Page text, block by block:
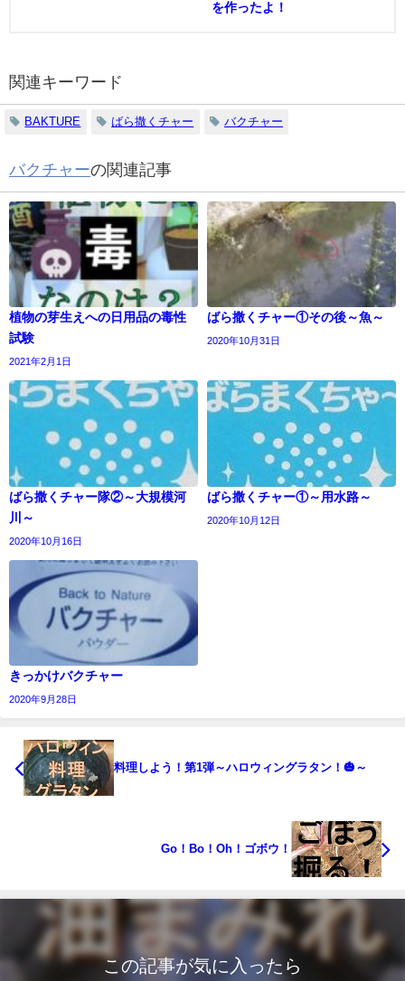
を作ったよ！
関連キーワード
BAKTURE ばら撒くチャー バクチャー
バクチャーの関連記事
植物の芽生えへの日用品の毒性
試験
2021年2月1日
ばら撒くチャー①その後～魚～
2020年10月31日
ばら撒くチャー隊②～大規模河
川～
2020年10月16日
ばら撒くチャー①～用水路～
2020年10月12日
きっかけバクチャー
2020年9月28日
料理しよう！第1弾～ハロウィングラタン！🎃～
Go！Bo！Oh！ゴボウ！
この記事が気に入ったら